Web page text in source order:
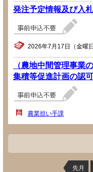
発注予定情報及び入
2026年7月17日（金曜
（農地中間管理事業
集積等促進計画の認
農業担い手課
先月